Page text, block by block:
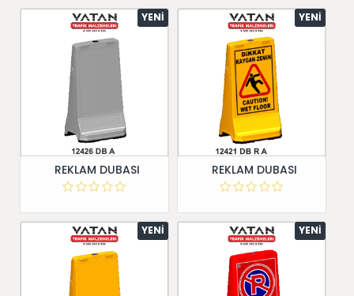
YENI
REKLAM DUBASI
YENI
REKLAM DUBASI
YENI YENI